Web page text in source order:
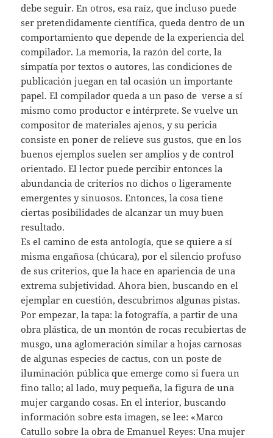
debe seguir. En otros, esa raíz, que incluso puede
ser pretendidamente científica, queda dentro de un
comportamiento que depende de la experiencia del
compilador. La memoria, la razón del corte, la
simpatía por textos o autores, las condiciones de
publicación juegan en tal ocasión un importante
papel. El compilador queda a un paso de verse a sí
mismo como productor e intérprete. Se vuelve un
compositor de materiales ajenos, y su pericia
consiste en poner de relieve sus gustos, que en los
buenos ejemplos suelen ser amplios y de control
orientado. El lector puede percibir entonces la
abundancia de criterios no dichos o ligeramente
emergentes y sinuosos. Entonces, la cosa tiene
ciertas posibilidades de alcanzar un muy buen
resultado.
Es el camino de esta antología, que se quiere a sí
misma engañosa (chúcara), por el silencio profuso
de sus criterios, que la hace en apariencia de una
extrema subjetividad. Ahora bien, buscando en el
ejemplar en cuestión, descubrimos algunas pistas.
Por empezar, la tapa: la fotografía, a partir de una
obra plástica, de un montón de rocas recubiertas de
musgo, una aglomeración similar a hojas carnosas
de algunas especies de cactus, con un poste de
iluminación pública que emerge como si fuera un
fino tallo; al lado, muy pequeña, la figura de una
mujer cargando cosas. En el interior, buscando
información sobre esta imagen, se lee: «Marco
Catullo sobre la obra de Emanuel Reyes: Una mujer